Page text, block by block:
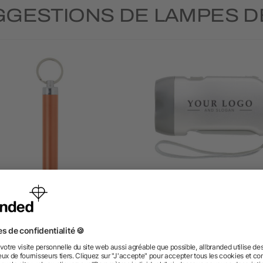
DE LAMPES
clés torche en métal
4/5 (1)
dès 0,34 € dès 0,87 €